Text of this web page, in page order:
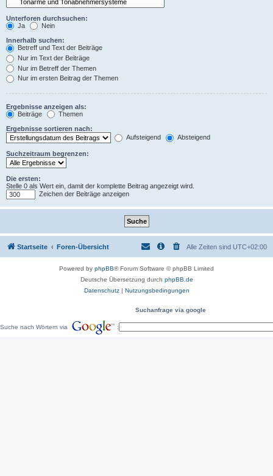
Unterforen durchsuchen:
Ja
Nein
Innerhalb suchen:
Betreff und Text der Beiträge
Nur im Text der Beiträge
Nur im Betreff der Themen
Nur im ersten Beitrag der Themen
Ergebnisse anzeigen als:
Beiträge
Themen
Ergebnisse sortieren nach:
Aufsteigend
Absteigend
Suchzeitraum begrenzen:
Die ersten:
Stelle 0 als Wert ein, damit der komplette Beitrag angezeigt wird.
Zeichen der Beiträge anzeigen
Startseite Foren-Übersicht Alle Zeiten sind UTC+02:00
Powered by phpBB® Forum Software © phpBB Limited
Deutsche Übersetzung durch phpBB.de
Datenschutz| Nutzungsbedingungen
Suchanfrage via google
Suche nach Wörtern via :